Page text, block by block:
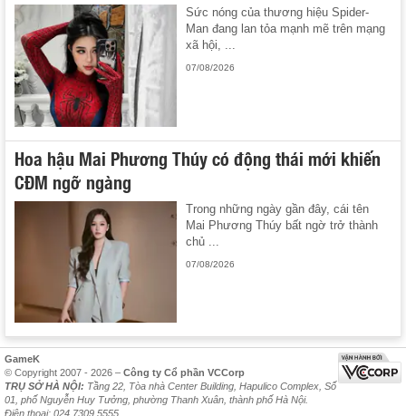
Sức nóng của thương hiệu Spider-
Man đang lan tỏa mạnh mẽ trên mạng
xã hội, ...
07/08/2026
Hoa hậu Mai Phương Thúy có động thái mới khiến
CĐM ngỡ ngàng
Trong những ngày gần đây, cái tên
Mai Phương Thúy bất ngờ trở thành
chủ ...
07/08/2026
GameK
© Copyright 2007 - 2026 – Công ty Cổ phần VCCorp
TRỤ SỞ HÀ NỘI: Tầng 22, Tòa nhà Center Building, Hapulico Complex, Số
01, phố Nguyễn Huy Tưởng, phường Thanh Xuân, thành phố Hà Nội.
Điện thoại: 024 7309 5555.